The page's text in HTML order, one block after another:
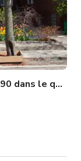
dans le